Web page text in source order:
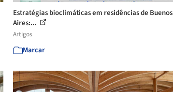
Estratégias bioclimáticas em residências de Buenos
Aires:...
Artigos
Marcar